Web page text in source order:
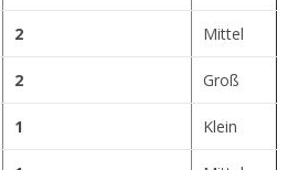
2 Mittel
2 Groß
1 Klein